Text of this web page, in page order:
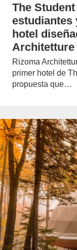
The
estudiantes
hotel
Architetture
Rizoma
primer hotel de
propuesta que…